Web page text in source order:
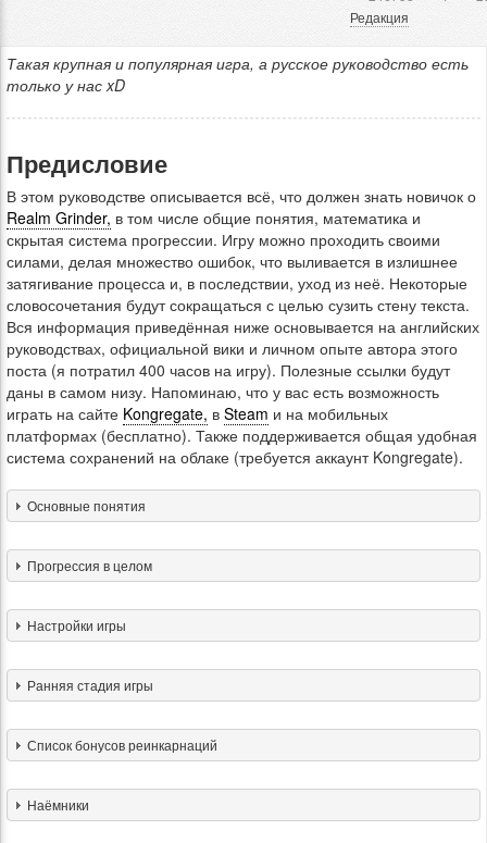
Редакция
Такая крупная и популярная игра, а русское руководство есть
только у нас xD
Предисловие
В этом руководстве описывается всё, что должен знать новичок о
Realm Grinder, в том числе общие понятия, математика и
скрытая система прогрессии. Игру можно проходить своими
силами, делая множество ошибок, что выливается в излишнее
затягивание процесса и, в последствии, уход из неё. Некоторые
словосочетания будут сокращаться с целью сузить стену текста.
Вся информация приведённая ниже основывается на английских
руководствах, официальной вики и личном опыте автора этого
поста (я потратил 400 часов на игру). Полезные ссылки будут
даны в самом низу. Напоминаю, что у вас есть возможность
играть на сайте Kongregate, в Steam и на мобильных
платформах (бесплатно). Также поддерживается общая удобная
система сохранений на облаке (требуется аккаунт Kongregate).
Основные понятия
Прогрессия в целом
Настройки игры
Ранняя стадия игры
Список бонусов реинкарнаций
Наёмники